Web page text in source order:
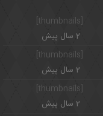
2 سال پیش
[thumbnails]
2 سال پیش
2 سال پیش